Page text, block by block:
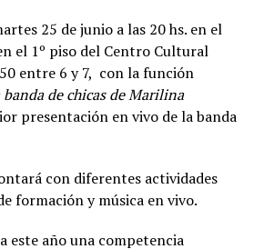
25 de junio a las 20 hs. en el
el 1º piso del Centro Cultural
entre 6 y 7, con la función
banda de chicas de Marilina
presentación en vivo de la banda
con diferentes actividades
formación y música en vivo.
este año una competencia